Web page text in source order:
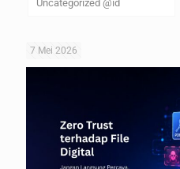
Uncategorized @id
7 Mei 2026